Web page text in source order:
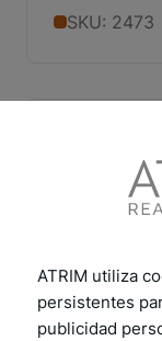
SKU: 2473
ATRIM utiliza
persistentes
publicidad